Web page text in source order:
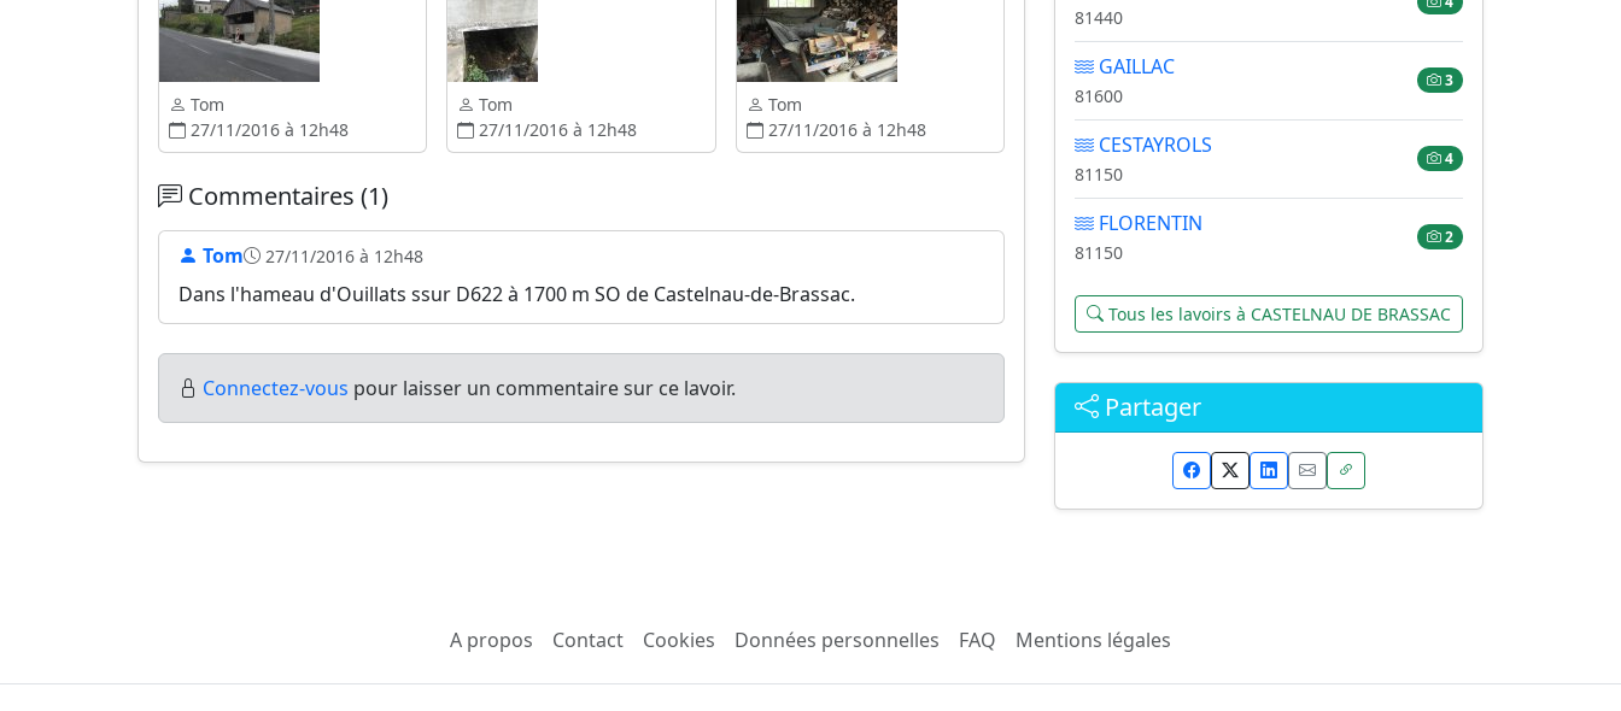
Tom
27/11/2016 à 12h48
Tom
27/11/2016 à 12h48
Tom
27/11/2016 à 12h48
Commentaires (1)
Tom 27/11/2016 à 12h48
Dans l'hameau d'Ouillats ssur D622 à 1700 m SO de Castelnau-de-Brassac.
Connectez-vous pour laisser un commentaire sur ce lavoir.
81440
GAILLAC
81600
3
CESTAYROLS
81150
4
FLORENTIN
81150
2
Tous les lavoirs à CASTELNAU DE BRASSAC
Partager
A propos Contact Cookies Données personnelles FAQ Mentions légales